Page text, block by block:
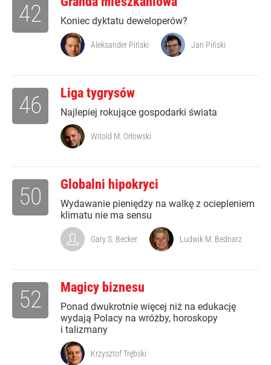
Koniec dyktatu deweloperów?
42
Aleksander Piński Jan Piński
Liga tygrysów
Najlepiej rokujące gospodarki świata
46
Witold M. Orłowski
Globalni hipokryci
Wydawanie pieniędzy na walkę z ociepleniem
klimatu nie ma sensu
50
Gary S. Becker Ludwik M. Bednarz
Magicy biznesu
Ponad dwukrotnie więcej niż na edukację
wydają Polacy na wróżby, horoskopy
i talizmany
52
Krzysztof Trębski